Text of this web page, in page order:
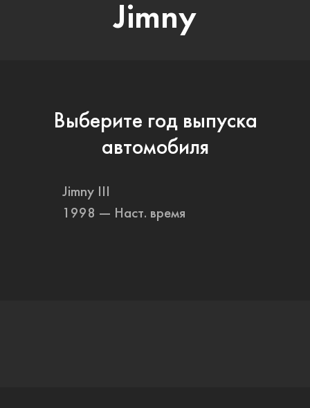
Jimny
Выберите год выпуска
автомобиля
Jimny III
1998 — Наст. время